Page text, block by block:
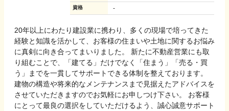
資格 -
20年以上にわたり建設業に携わり、多くの現場で培ってきた
経験と知識を活かして、お客様の住まいや土地に関するお悩み
に真剣に向き合ってまいりました。 新たに不動産営業にも取
り組むことで、「建てる」だけでなく「住まう」「売る・買
う」までを一貫してサポートできる体制を整えております。
建物の構造や将来的なメンテナンスまで見据えたアドバイスを
させていただきますのでお気軽にお申しつけ下さい。 お客様
にとって最良の選択をしていただけるよう、誠心誠意サポート